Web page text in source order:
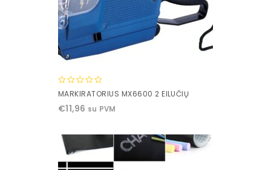
0
of
MARKIRATORIUS MX6600 2 EILUČIŲ
€11,96 su PVM